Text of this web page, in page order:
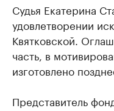
Судья Екатерина
удовлетворении
Квятковской.
часть, в
изготовлено
Представитель